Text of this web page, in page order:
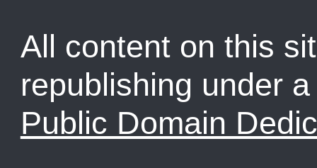
All content on this
republishing under
Public Domain